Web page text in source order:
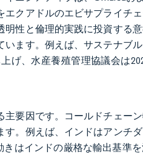
クアドルのエビサプライチ
性と倫理的実践に投資する
ます。例えば、サステナブ
げ、水産養殖管理協議会は
要因です。コールドチェー
。例えば、インドはアンチ
はインドの厳格な輸出基準